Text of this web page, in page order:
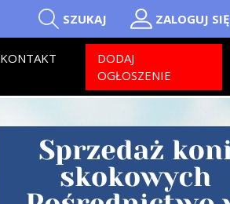
SZUKAJ ZALOGUJ SIĘ
KONTAKT
DODAJ
OGŁOSZENIE